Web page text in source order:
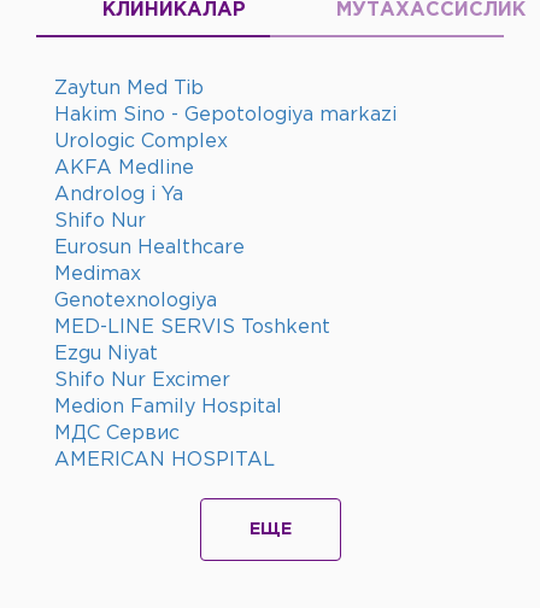
КЛИНИКАЛАР МУТАХАССИСЛИК
Zaytun Med Tib
Hakim Sino - Gepotologiya markazi
Urologic Complex
AKFA Medline
Androlog i Ya
Shifo Nur
Eurosun Healthcare
Medimax
Genotexnologiya
MED-LINE SERVIS Toshkent
Ezgu Niyat
Shifo Nur Excimer
Medion Family Hospital
МДС Сервис
AMERICAN HOSPITAL
ЕЩЕ